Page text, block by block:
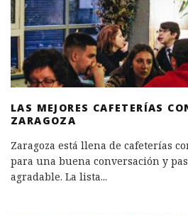
LAS MEJORES CAFETERÍAS
ZARAGOZA
Zaragoza está llena de cafeterías
para una buena conversación y
agradable. La lista...